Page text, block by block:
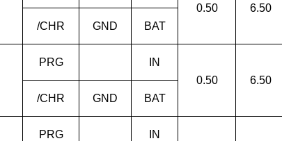
0.50
6.50
/CHR GND BAT
PRG
IN
0.50
6.50
/CHR GND BAT
PRG
IN